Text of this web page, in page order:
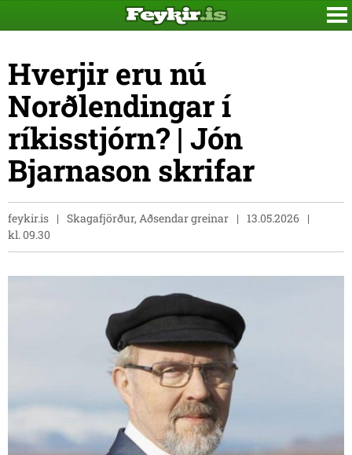
Hverjir eru nú
Norðlendingar í
ríkisstjórn? | Jón
Bjarnason skrifar
feykir.is Skagafjörður, Aðsendar greinar
13.05.2026
kl. 09.30